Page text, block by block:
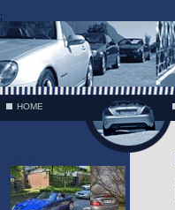
;
HOME